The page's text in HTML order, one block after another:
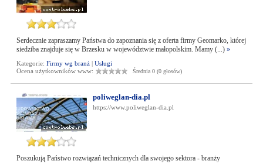
Serdecznie zapraszamy Państwa do zapoznania się z oferta firmy Geomarko, której
siedziba znajduje się w Brzesku w województwie małopolskim. Mamy (...) »
Kategorie: Firmy wg branż| Usługi
Ocena użytkowników www:
Średnia 0 (0 głosów)
poliweglan-dia.pl
https://www.poliweglan-dia.pl
Poszukują Państwo rozwiązań technicznych dla swojego sektora - branży